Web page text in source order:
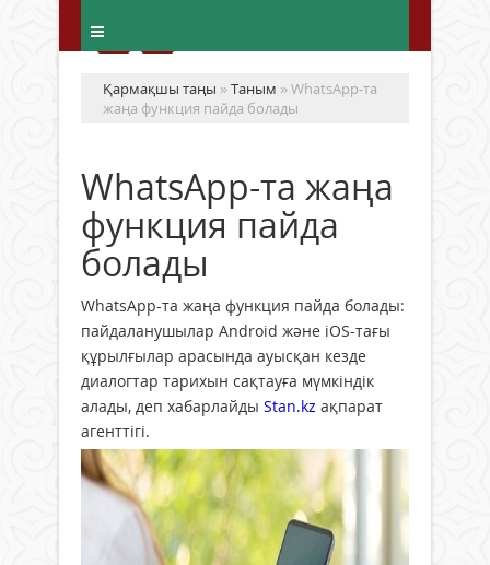
Қармақшы таңы »Таным » WhatsApp-та
жаңа функция пайда болады
WhatsApp-та жаңа
функция пайда
болады
WhatsApp-та жаңа функция пайда болады:
пайдаланушылар Android және iOS-тағы
құрылғылар арасында ауысқан кезде
диалогтар тарихын сақтауға мүмкіндік
алады, деп хабарлайды Stan.kz ақпарат
агенттігі.